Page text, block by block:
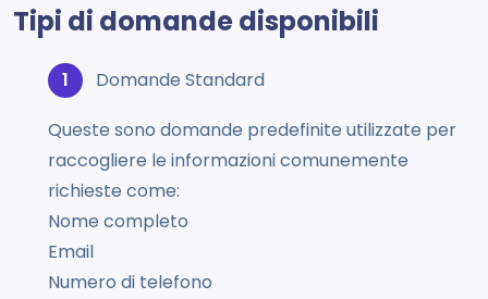
Tipi di domande disponibili
Domande Standard
Queste sono domande predefinite utilizzate per
raccogliere le informazioni comunemente
richieste come:
Nome completo
Email
Numero di telefono